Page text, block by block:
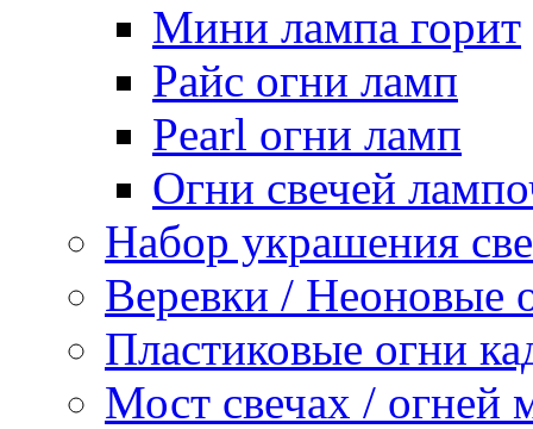
Мини лампа горит
Райс огни ламп
Pearl огни ламп
Огни свечей
Набор украшения
Веревки / Неоновые
Пластиковые огни
Мост свечах / огней